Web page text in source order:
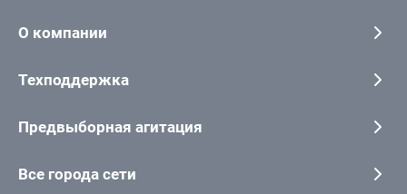
О компании
Техподдержка
Предвыборная агитация
Все города сети